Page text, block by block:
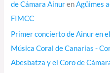
de Cámara AinurenAgüimes
FIMCC
Primer concierto de Ainur en
Música Coral de Canarias -
Abesbatza y el Coro de